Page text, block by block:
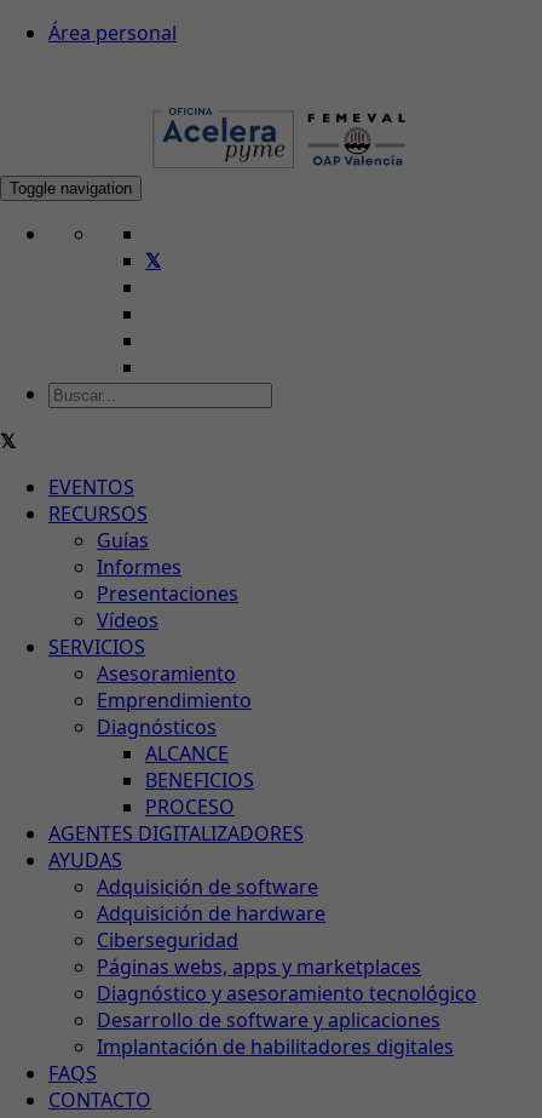
Área personal
Toggle navigation
EVENTOS
RECURSOS
Guías
Informes
Presentaciones
Vídeos
SERVICIOS
Asesoramiento
Emprendimiento
Diagnósticos
ALCANCE
BENEFICIOS
PROCESO
AGENTES DIGITALIZADORES
AYUDAS
Adquisición de software
Adquisición de hardware
Ciberseguridad
Páginas webs, apps y marketplaces
Diagnóstico y asesoramiento tecnológico
Desarrollo de software y aplicaciones
Implantación de habilitadores digitales
FAQS
CONTACTO